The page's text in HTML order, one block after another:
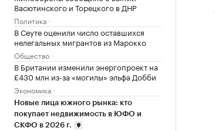
Васютинского и Торецкого в ДНР
Политика
В Сеуте оценили число оставшихся
нелегальных мигрантов из Марокко
Общество
В Британии изменили энергопроект на
£430 млн из-за «могилы» эльфа Добби
Экономика
Новые лица южного рынка: кто
покупает недвижимость в ЮФО и
СКФО в 2026 г.